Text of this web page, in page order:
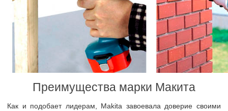
Преимущества марки Макита
Как и подобает лидерам, Makita завоевала доверие своими